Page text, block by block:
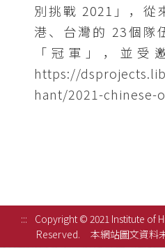
別挑戰 2021」，從
港、台灣的 23個隊
「冠軍」，並受
https://
hant/2021-chinese-
:::
Copyright © 2021 Institute of
Reserved.
本網站圖文資料